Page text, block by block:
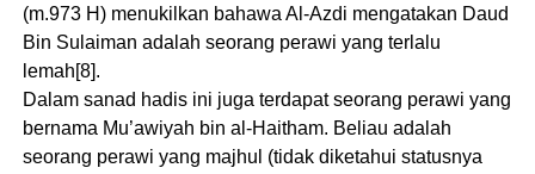
(m.973 H) menukilkan bahawa Al-Azdi mengatakan Daud
Bin Sulaiman adalah seorang perawi yang terlalu
lemah[8].
Dalam sanad hadis ini juga terdapat seorang perawi yang
bernama Mu’awiyah bin al-Haitham. Beliau adalah
seorang perawi yang majhul (tidak diketahui statusnya